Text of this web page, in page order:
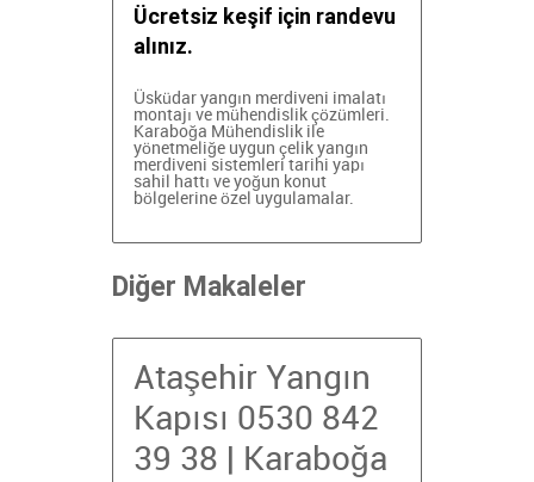
Ücretsiz keşif için randevu
alınız.
Üsküdar yangın merdiveni imalatı
montajı ve mühendislik çözümleri.
Karaboğa Mühendislik ile
yönetmeliğe uygun çelik yangın
merdiveni sistemleri tarihi yapı
sahil hattı ve yoğun konut
bölgelerine özel uygulamalar.
Diğer Makaleler
Ataşehir Yangın
Kapısı 0530 842
39 38 | Karaboğa